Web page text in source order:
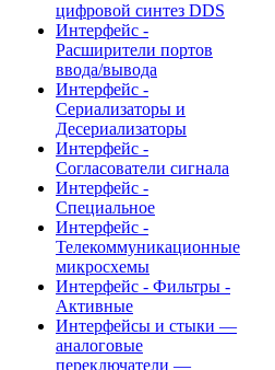
цифровой синтез DDS
Интерфейс -
Расширители портов
ввода/вывода
Интерфейс -
Сериализаторы и
Десериализаторы
Интерфейс -
Согласователи сигнала
Интерфейс -
Специальное
Интерфейс -
Телекоммуникационные
микросхемы
Интерфейс - Фильтры -
Активные
Интерфейсы и стыки —
аналоговые
переключатели —